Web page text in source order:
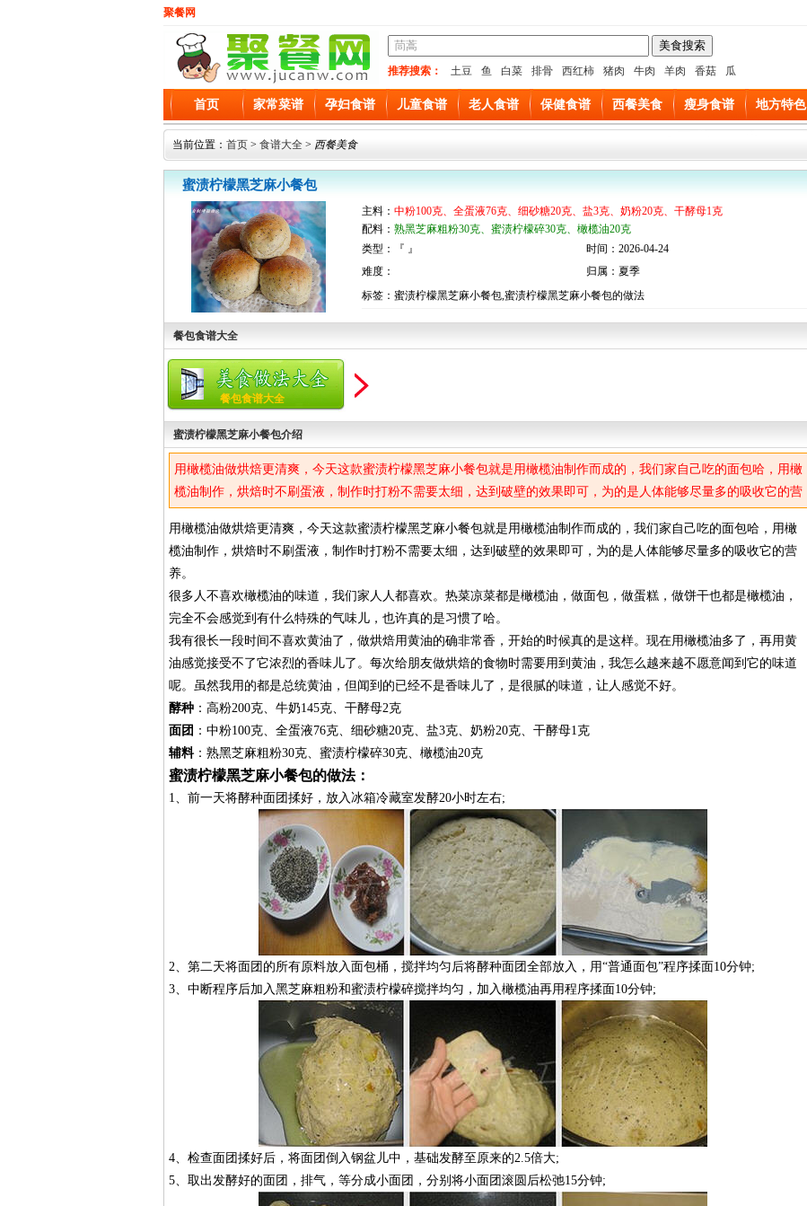
聚餐网
推荐搜索： 土豆 鱼 白菜 排骨 西红柿 猪肉 牛肉 羊肉 香菇 瓜
首页 家常菜谱 孕妇食谱 儿童食谱 老人食谱 保健食谱 西餐美食 瘦身食谱 地方特色
当前位置： 首页 > 食谱大全 > 西餐美食
蜜渍柠檬黑芝麻小餐包
主料： 中粉100克、全蛋液76克、细砂糖20克、盐3克、奶粉20克、干酵母1克
配料： 熟黑芝麻粗粉30克、蜜渍柠檬碎30克、橄榄油20克
类型：『 』
时间：2026-04-24
难度：
归属：夏季
标签：蜜渍柠檬黑芝麻小餐包,蜜渍柠檬黑芝麻小餐包的做法
餐包食谱大全
餐包食谱大全
蜜渍柠檬黑芝麻小餐包介绍
用橄榄油做烘焙更清爽，今天这款蜜渍柠檬黑芝麻小餐包就是用橄榄油制作而成的，我们家自己吃的面包哈，用橄
榄油制作，烘焙时不刷蛋液，制作时打粉不需要太细，达到破壁的效果即可，为的是人体能够尽量多的吸收它的营
用橄榄油做烘焙更清爽，今天这款蜜渍柠檬黑芝麻小餐包就是用橄榄油制作而成的，我们家自己吃的面包哈，用橄
榄油制作，烘焙时不刷蛋液，制作时打粉不需要太细，达到破壁的效果即可，为的是人体能够尽量多的吸收它的营
养。
很多人不喜欢橄榄油的味道，我们家人人都喜欢。热菜凉菜都是橄榄油，做面包，做蛋糕，做饼干也都是橄榄油，
完全不会感觉到有什么特殊的气味儿，也许真的是习惯了哈。
我有很长一段时间不喜欢黄油了，做烘焙用黄油的确非常香，开始的时候真的是这样。现在用橄榄油多了，再用黄
油感觉接受不了它浓烈的香味儿了。每次给朋友做烘焙的食物时需要用到黄油，我怎么越来越不愿意闻到它的味道
呢。虽然我用的都是总统黄油，但闻到的已经不是香味儿了，是很腻的味道，让人感觉不好。
酵种 ：高粉200克、牛奶145克、干酵母2克
面团 ：中粉100克、全蛋液76克、细砂糖20克、盐3克、奶粉20克、干酵母1克
辅料：熟黑芝麻粗粉30克、蜜渍柠檬碎30克、橄榄油20克
蜜渍柠檬黑芝麻小餐包的做法：
1、前一天将酵种面团揉好，放入冰箱冷藏室发酵20小时左右;
2、第二天将面团的所有原料放入面包桶，搅拌均匀后将酵种面团全部放入，用“普通面包”程序揉面10分钟;
3、中断程序后加入黑芝麻粗粉和蜜渍柠檬碎搅拌均匀，加入橄榄油再用程序揉面10分钟;
4、检查面团揉好后，将面团倒入钢盆儿中，基础发酵至原来的2.5倍大;
5、取出发酵好的面团，排气，等分成小面团，分别将小面团滚圆后松弛15分钟;